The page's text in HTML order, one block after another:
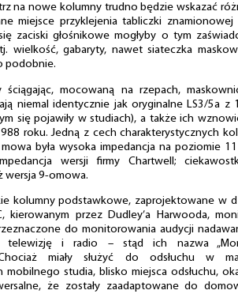
na nowe kolumny trudno będzie wskazać
miejsce przyklejenia tabliczki znamionowej
zaciski głośnikowe mogłyby o tym
wielkość, gabaryty, nawet siateczka
podobnie.
ściągając, mocowaną na rzepach,
niemal identycznie jak oryginalne LS3/5a z
się pojawiły w studiach), a także ich
roku. Jedną z cech charakterystycznych
mowa była wysoka impedancja na poziomie
wersji firmy Chartwell;
wersja 9-omowa.
kolumny podstawkowe, zaprojektowane w
kierowanym przez Dudley’a Harwooda,
do monitorowania audycji
telewizję i radio – stąd ich nazwa
Chociaż miały służyć do odsłuchu w
mobilnego studia, blisko miejsca odsłuchu,
że zostały zaadaptowane do